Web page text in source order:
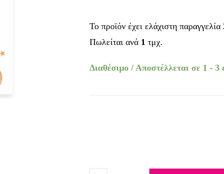
Διαθέσιμο / Αποστέλλεται σε 1 - 3
Το προϊόν έχει ελάχιστη παραγγελία
Πωλείται ανά 1 τμχ.